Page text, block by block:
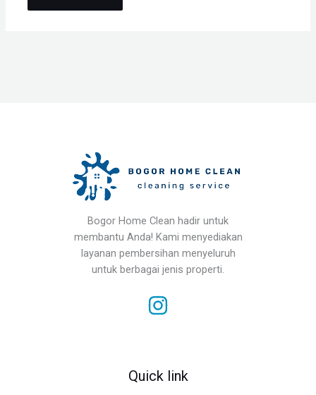
Bogor Home Clean hadir untuk
membantu Anda! Kami menyediakan
layanan pembersihan menyeluruh
untuk berbagai jenis properti.
Quick link